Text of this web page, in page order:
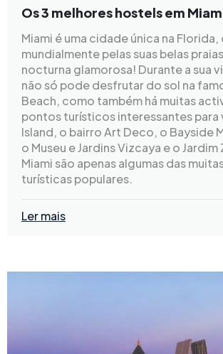
Os 3 melhores hostels em
Miami é uma cidade única na
mundialmente pelas suas belas
nocturna glamorosa! Durante a sua
não só pode desfrutar do sol na
Beach, como também há muitas
pontos turísticos interessantes para
Island, o bairro Art Deco, o Bayside
o Museu e Jardins Vizcaya e o
Miami são apenas algumas das
turísticas populares.
Ler mais